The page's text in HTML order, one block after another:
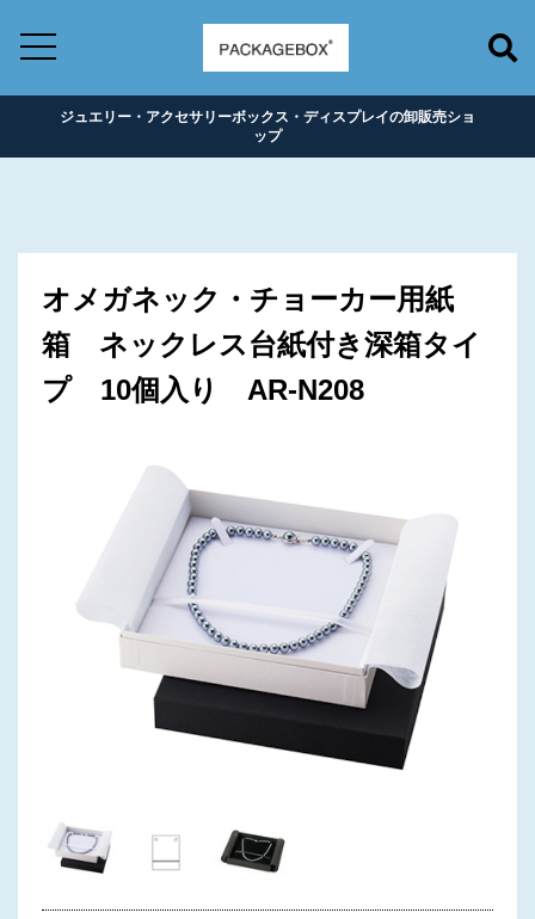
ジュエリー・アクセサリーボックス・ディスプレイの卸販売ショ
ップ
オメガネック・チョーカー用紙
箱 ネックレス台紙付き深箱タイ
プ 10個入り AR-N208